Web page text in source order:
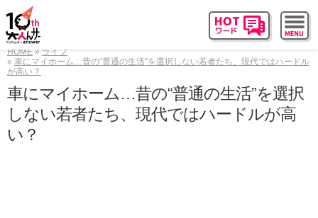
HOME
ライフ
車にマイホーム…昔の“普通の生活”を選択しない若者たち、現代ではハードル
が高い？
車にマイホーム…昔の“普通の生活”を選択
しない若者たち、現代ではハードルが高
い？